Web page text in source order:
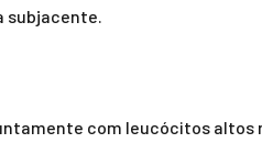
subjacente.
com leucócitos